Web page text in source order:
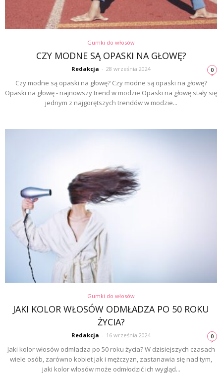
Gumki do włosów
CZY MODNE SĄ OPASKI NA GŁOWĘ?
Redakcja - 28 września 2024 0
Czy modne są opaski na głowę? Czy modne są opaski na głowę?
Opaski na głowę - najnowszy trend w modzie Opaski na głowę stały się
jednym z najgorętszych trendów w modzie...
Gumki do włosów
JAKI KOLOR WŁOSÓW ODMŁADZA PO 50 ROKU
ŻYCIA?
Redakcja - 16 września 2024 0
Jaki kolor włosów odmładza po 50 roku życia? W dzisiejszych czasach
wiele osób, zarówno kobiet jak i mężczyzn, zastanawia się nad tym,
jaki kolor włosów może odmłodzić ich wygląd...